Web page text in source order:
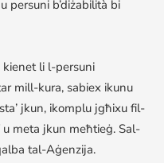
persuni b’diżabilità bi
li l-persuni
mill-kura, sabiex ikunu
jkun, ikomplu jgħixu fil-
meta jkun meħtieġ. Sal-
tal-Aġenzija.